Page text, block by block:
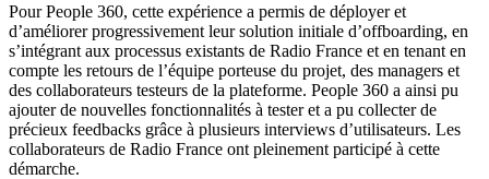
Pour People 360, cette expérience a permis de déployer et
d’améliorer progressivement leur solution initiale d’offboarding, en
s’intégrant aux processus existants de Radio France et en tenant en
compte les retours de l’équipe porteuse du projet, des managers et
des collaborateurs testeurs de la plateforme. People 360 a ainsi pu
ajouter de nouvelles fonctionnalités à tester et a pu collecter de
précieux feedbacks grâce à plusieurs interviews d’utilisateurs. Les
collaborateurs de Radio France ont pleinement participé à cette
démarche.